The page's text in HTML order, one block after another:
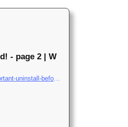
- page 2 | W
https://wordpress.org/support/topic/immportant-uninstall-before-you-get-hacked/page/2/#post-11412826